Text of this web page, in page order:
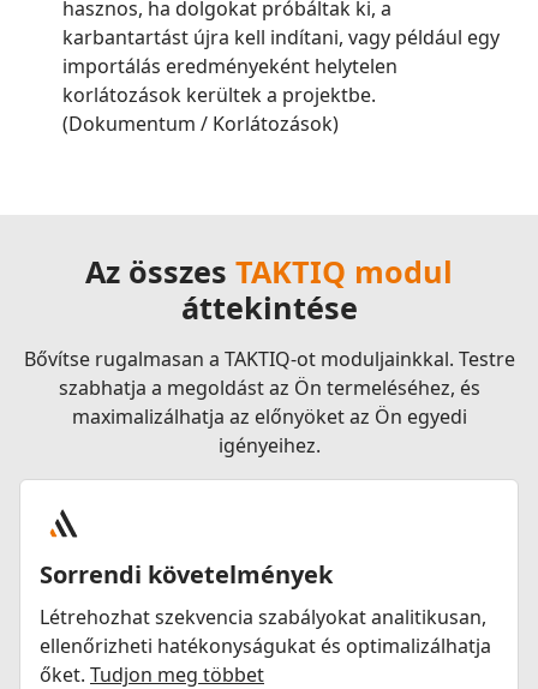
hasznos, ha dolgokat próbáltak ki, a
karbantartást újra kell indítani, vagy például egy
importálás eredményeként helytelen
korlátozások kerültek a projektbe.
(Dokumentum / Korlátozások)
Az összes TAKTIQ modul
áttekintése
Bővítse rugalmasan a TAKTIQ-ot moduljainkkal. Testre
szabhatja a megoldást az Ön termeléséhez, és
maximalizálhatja az előnyöket az Ön egyedi
igényeihez.
Sorrendi követelmények
Létrehozhat szekvencia szabályokat analitikusan,
ellenőrizheti hatékonyságukat és optimalizálhatja
őket. Tudjon meg többet